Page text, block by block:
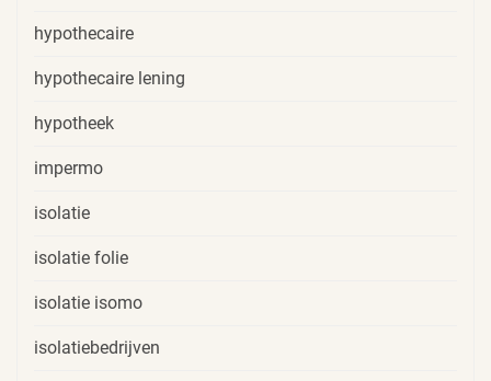
hypothecaire
hypothecaire lening
hypotheek
impermo
isolatie
isolatie folie
isolatie isomo
isolatiebedrijven